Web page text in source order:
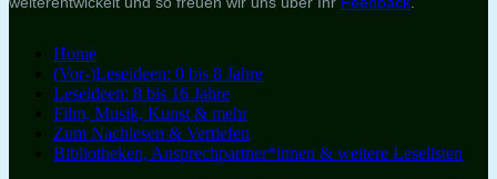
Home
(Vor-)Leseideen: 0 bis 8 Jahre
Leseideen: 8 bis 16 Jahre
Film, Musik, Kunst & mehr
Zum Nachlesen & Vertiefen
Bibliotheken, Ansprechpartner*innen & weitere Leselisten